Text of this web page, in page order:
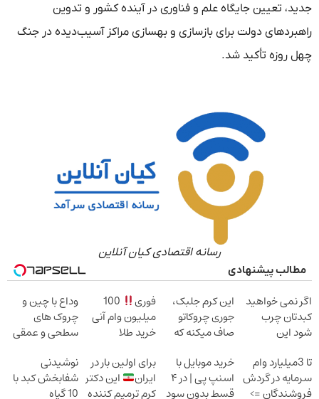
جدید، تعیین جایگاه علم و فناوری در آینده کشور و تدوین
راهبردهای دولت برای بازسازی و بهسازی مراکز آسیب‌دیده در جنگ
چهل روزه تأکید شد.
رسانه اقتصادی کیان آنلاین
مطالب پیشنهادی
اگر نمی خواهید
کبدتان چرب
شود این
طعم را بنوشید
این کرم جلبک،
جوری چروکاتو
صاف میکنه که
کردی!(تخفیف
ویژه)
فوری
100
میلیون وام آنی
خرید طلا
وداع با چین و
چروک های
سطحی و عمقی
تا 3میلیارد وام
سرمایه در گردش
فروشندگان =>
خرید موبایل با
اسنپ پی | در ۴
قسط بدون سود
برای اولین بار در
ایران
این دکتر
کرم ترمیم کننده
نوشیدنی
شفابخش کبد با
10 گیاه